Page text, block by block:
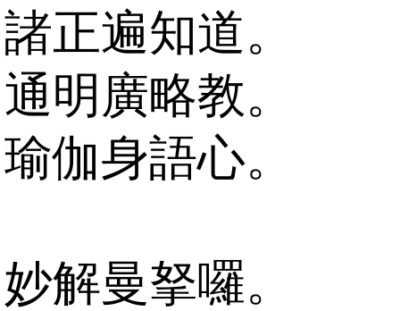
諸正遍知道。
通明廣略教。
瑜伽身語心。
妙解曼拏囉。